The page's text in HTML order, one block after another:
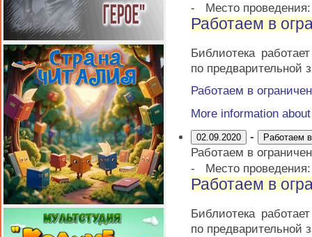
-
Место
Работаем в
Библиотека
по предварительной
Работаем в
More information
02.09.2020 - Работаем
Работаем в
-
Место
Работаем в
Библиотека
по предварительной